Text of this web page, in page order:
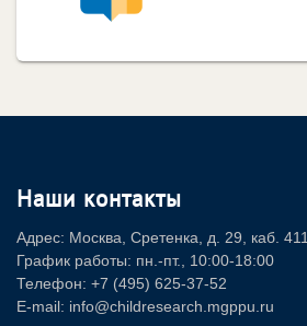
Наши контакты
Адрес: Москва, Сретенка, д. 29, каб. 411
График работы: пн.-пт., 10:00-18:00
Телефон: +7 (495) 625-37-52
E-mail: info@childresearch.mgppu.ru